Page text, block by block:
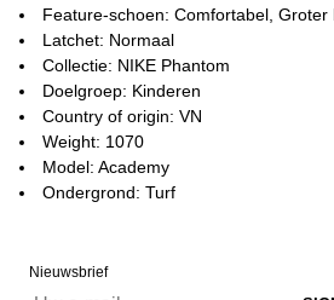
Feature-schoen: Comfortabel, Groter
Latchet: Normaal
Collectie: NIKE Phantom
Doelgroep: Kinderen
Country of origin: VN
Weight: 1070
Model: Academy
Ondergrond: Turf
Nieuwsbrief